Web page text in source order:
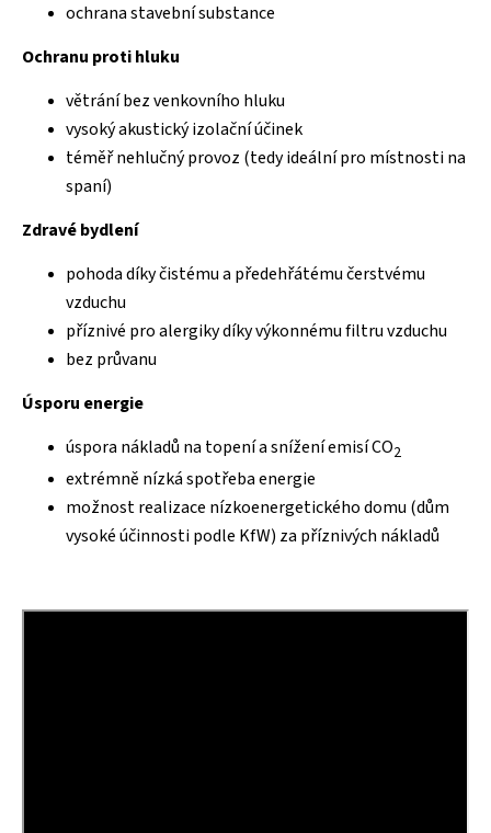
ochrana stavební substance
Ochranu proti hluku
větrání bez venkovního hluku
vysoký akustický izolační účinek
téměř nehlučný provoz (tedy ideální pro místnosti na
spaní)
Zdravé bydlení
pohoda díky čistému a předehřátému čerstvému
vzduchu
příznivé pro alergiky díky výkonnému filtru vzduchu
bez průvanu
Úsporu energie
úspora nákladů na topení a snížení emisí CO2
extrémně nízká spotřeba energie
možnost realizace nízkoenergetického domu (dům
vysoké účinnosti podle KfW) za příznivých nákladů